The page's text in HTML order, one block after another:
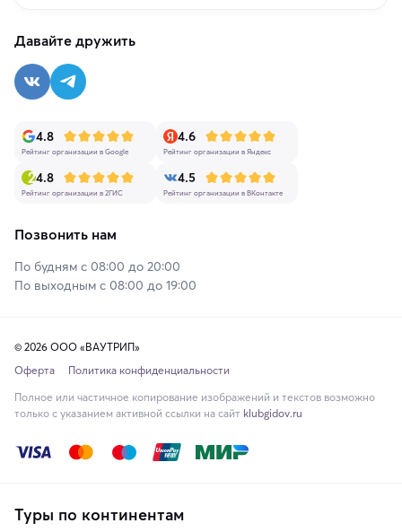
Давайте дружить
4.8
Рейтинг организации в Google
4.6
Рейтинг организации в Яндекс
4.8
Рейтинг организации в 2ГИС
4.5
Рейтинг организации в ВКонтакте
Позвонить нам
По будням с 08:00 до 20:00
По выходным с 08:00 до 19:00
© 2026 ООО «ВАУТРИП»
Оферта
Политика конфиденциальности
Полное или частичное копирование изображений и текстов возможно
только с указанием активной ссылки на сайт klubgidov.ru
Туры по континентам